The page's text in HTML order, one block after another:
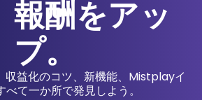
報酬をアッ
プ。
収益化のコツ、新機能、Mistplayイ
べて一か所で発見しよう。